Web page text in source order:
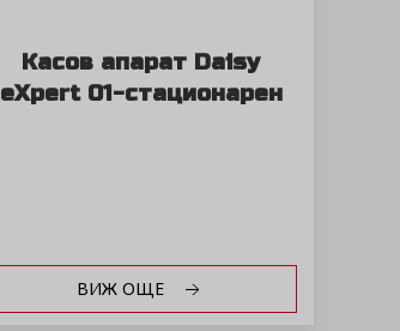
Касов апарат Daisy
eXpert 01-стационарен
ВИЖ ОЩЕ